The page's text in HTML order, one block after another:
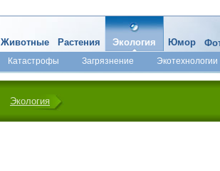
Животные Растения Экология
Катастрофы Загрязнение Экотехнологии
Юмор
Экология